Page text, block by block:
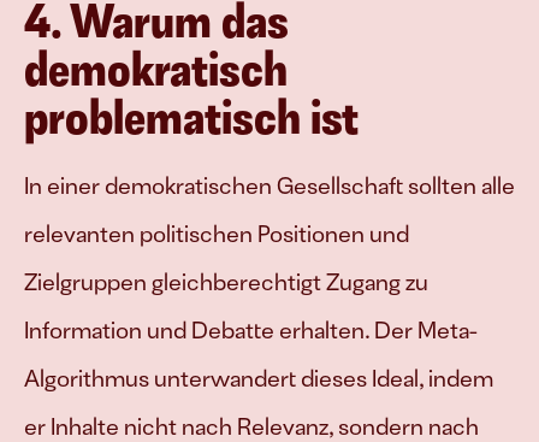
4. Warum das
demokratisch
problematisch ist
In einer demokratischen Gesellschaft sollten alle
relevanten politischen Positionen und
Zielgruppen gleichberechtigt Zugang zu
Information und Debatte erhalten. Der Meta-
Algorithmus unterwandert dieses Ideal, indem
er Inhalte nicht nach Relevanz, sondern nach